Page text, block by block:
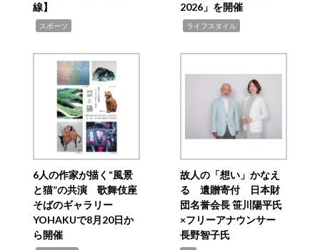
線】
スポーツ
2026」を開催
ライフスタイル
6人の作家が描く“風景
と猫”の共演 歌舞伎座
そばのギャラリー
YOHAKUで8月20日か
ら開催
故人の「想い」かなえ
る 遺贈寄付 日本財
団名誉会長 笹川陽平氏
×フリーアナウンサー
長野智子氏